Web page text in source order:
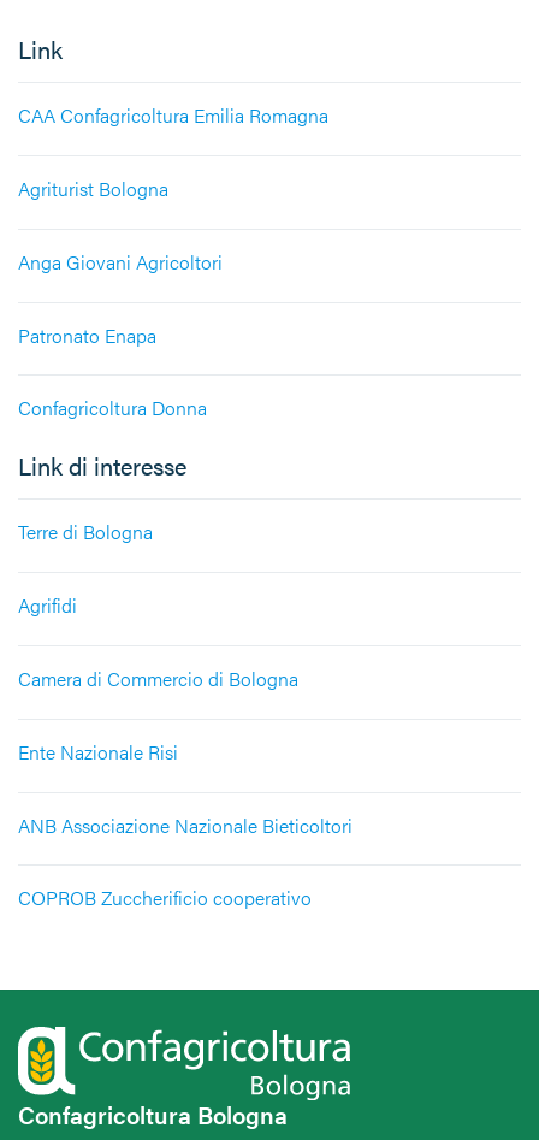
Link
CAA Confagricoltura Emilia Romagna
Agriturist Bologna
Anga Giovani Agricoltori
Patronato Enapa
Confagricoltura Donna
Link di interesse
Terre di Bologna
Agrifidi
Camera di Commercio di Bologna
Ente Nazionale Risi
ANB Associazione Nazionale Bieticoltori
COPROB Zuccherificio cooperativo
Confagricoltura Bologna